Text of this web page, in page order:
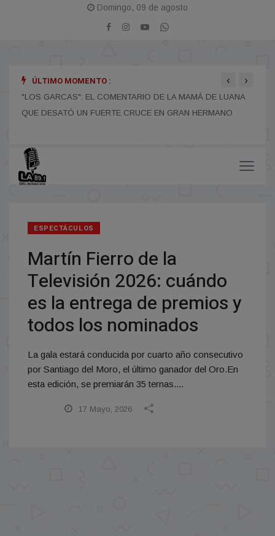
Domingo, 09 de agosto
ÚLTIMO MOMENTO :
"LOS GARCAS": EL COMENTARIO DE LA MAMÁ DE LUANA
QUE DESATÓ UN FUERTE CRUCE EN GRAN HERMANO
‹ ›
ESPECTÁCULOS
Martín Fierro de la
Televisión 2026: cuándo
es la entrega de premios y
todos los nominados
La gala estará conducida por cuarto año consecutivo
por Santiago del Moro, el último ganador del Oro.En
esta edición, se premiarán 35 ternas....
17 Mayo, 2026